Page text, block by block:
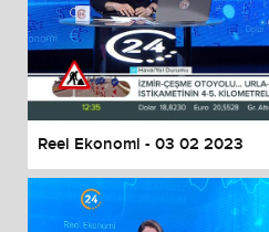
Reel Ekonomi - 03 02 2023